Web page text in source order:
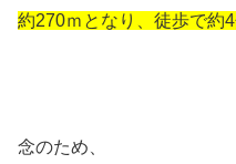
約270ｍとなり、徒歩で約4
念のため、